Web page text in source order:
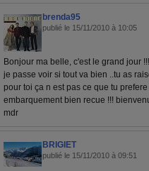
brenda95
publié le 15/11/2010 à 10:05
Bonjour ma belle, c'est le grand jour
je passe voir si tout va bien ..tu as
pour toi ça n est pas ce que tu
embarquement bien recue !!!
mdr
BRIGIET
publié le 15/11/2010 à 09:51